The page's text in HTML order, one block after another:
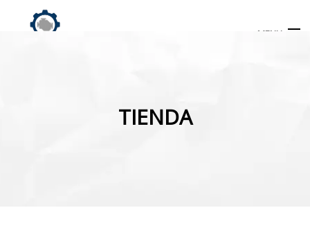
MENU
TIENDA